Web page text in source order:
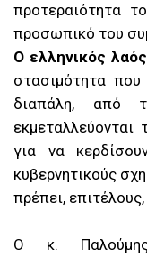
προτεραιότητα
προσωπικό του
Ο ελληνικός
στασιμότητα που
διαπάλη, από
εκμεταλλεύονται
για να
κυβερνητικούς
πρέπει,
Ο κ. Παλούμης